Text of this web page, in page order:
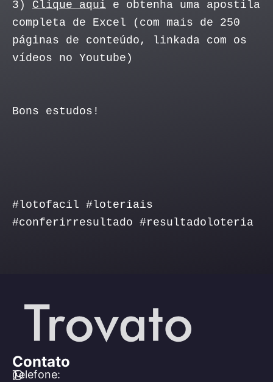
3) Clique aqui e obtenha uma apostila
completa de Excel (com mais de 250
páginas de conteúdo, linkada com os
vídeos no Youtube)
Bons estudos!
#lotofacil #loteriais
#conferirresultado #resultadoloteria
Contato
Telefone: